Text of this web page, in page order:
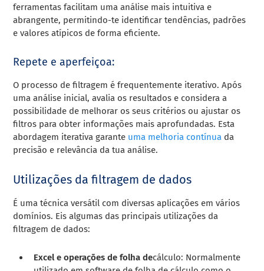
ferramentas facilitam uma análise mais intuitiva e
abrangente, permitindo-te identificar tendências, padrões
e valores atípicos de forma eficiente.
Repete e aperfeiçoa:
O processo de filtragem é frequentemente iterativo. Após
uma análise inicial, avalia os resultados e considera a
possibilidade de melhorar os seus critérios ou ajustar os
filtros para obter informações mais aprofundadas. Esta
abordagem iterativa garante uma melhoria contínua da
precisão e relevância da tua análise.
Utilizações da filtragem de dados
É uma técnica versátil com diversas aplicações em vários
domínios. Eis algumas das principais utilizações da
filtragem de dados:
Excel e operações de folha decálculo: Normalmente